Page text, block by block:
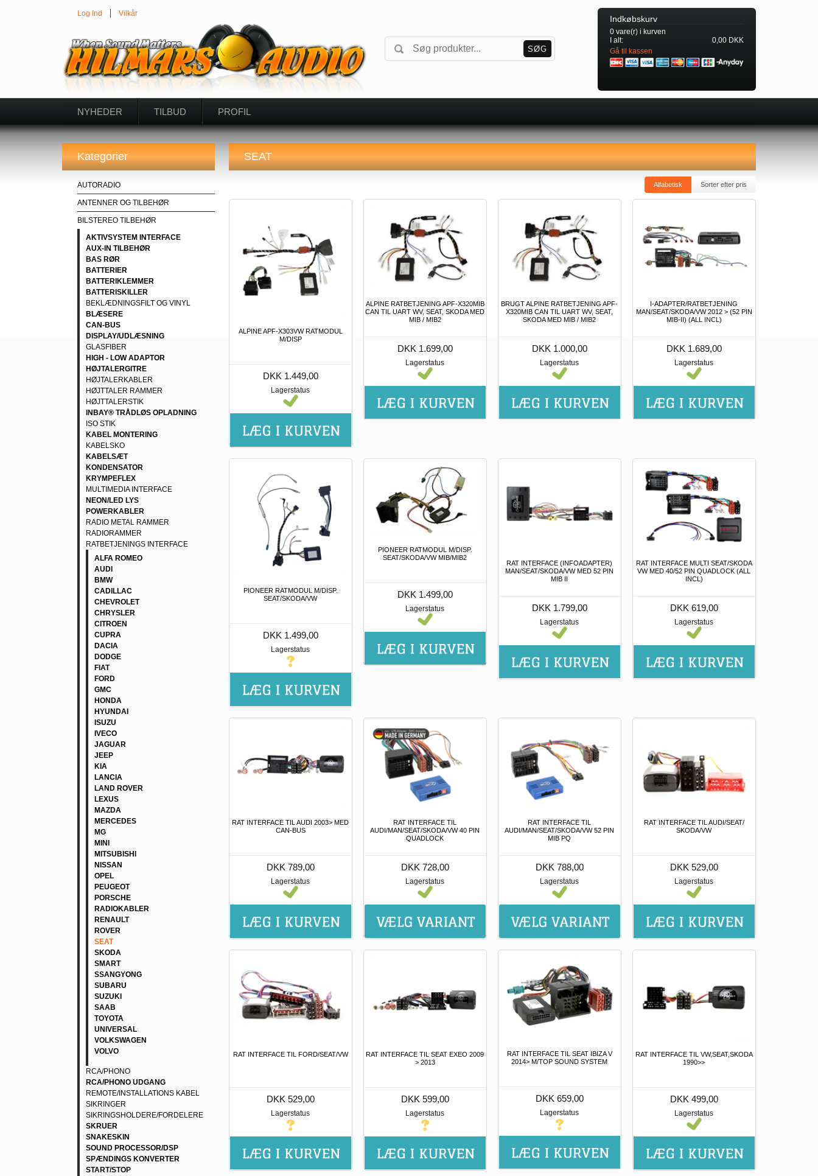
Log Ind Vilkår
Indkøbskurv
0 vare(r) i kurven
I alt:
0,00 DKK
Gå til kassen
NYHEDER TILBUD PROFIL
Kategorier
AUTORADIO
ANTENNER OG TILBEHØR
BILSTEREO TILBEHØR
AKTIVSYSTEM INTERFACE
AUX-IN TILBEHØR
BAS RØR
BATTERIER
BATTERIKLEMMER
BATTERISKILLER
BEKLÆDNINGSFILT OG VINYL
BLÆSERE
CAN-BUS
DISPLAY/UDLÆSNING
GLASFIBER
HIGH - LOW ADAPTOR
HØJTALERGITRE
HØJTALERKABLER
HØJTTALER RAMMER
HØJTTALERSTIK
INBAY® TRÅDLØS OPLADNING
ISO STIK
KABEL MONTERING
KABELSKO
KABELSÆT
KONDENSATOR
KRYMPEFLEX
MULTIMEDIA INTERFACE
NEON/LED LYS
POWERKABLER
RADIO METAL RAMMER
RADIORAMMER
RATBETJENINGS INTERFACE
ALFA ROMEO
AUDI
BMW
CADILLAC
CHEVROLET
CHRYSLER
CITROEN
CUPRA
DACIA
DODGE
FIAT
FORD
GMC
HONDA
HYUNDAI
ISUZU
IVECO
JAGUAR
JEEP
KIA
LANCIA
LAND ROVER
LEXUS
MAZDA
MERCEDES
MG
MINI
MITSUBISHI
NISSAN
OPEL
PEUGEOT
PORSCHE
RADIOKABLER
RENAULT
ROVER
SEAT
SKODA
SMART
SSANGYONG
SUBARU
SUZUKI
SAAB
TOYOTA
UNIVERSAL
VOLKSWAGEN
VOLVO
RCA/PHONO
RCA/PHONO UDGANG
REMOTE/INSTALLATIONS KABEL
SIKRINGER
SIKRINGSHOLDERE/FORDELERE
SKRUER
SNAKESKIN
SOUND PROCESSOR/DSP
SPÆNDINGS KONVERTER
START/STOP
SEAT
Alfabetisk Sorter efter pris
ALPINE APF-X303VW RATMODUL
M/DISP
DKK 1.449,00
Lagerstatus
ALPINE RATBETJENING APF-X320MIB
CAN TIL UART WV, SEAT, SKODA MED
MIB / MIB2
DKK 1.699,00
Lagerstatus
BRUGT ALPINE RATBETJENING APF-
X320MIB CAN TIL UART WV, SEAT,
SKODA MED MIB / MIB2
DKK 1.000,00
Lagerstatus
I-ADAPTER/RATBETJENING
MAN/SEAT/SKODA/VW 2012 > (52 PIN
MIB-II) (ALL INCL)
DKK 1.689,00
Lagerstatus
PIONEER RATMODUL M/DISP.
SEAT/SKODA/VW
DKK 1.499,00
Lagerstatus
PIONEER RATMODUL M/DISP.
SEAT/SKODA/VW MIB/MIB2
DKK 1.499,00
Lagerstatus
RAT INTERFACE (INFOADAPTER)
MAN/SEAT/SKODA/VW MED 52 PIN
MIB II
DKK 1.799,00
Lagerstatus
RAT INTERFACE MULTI SEAT/SKODA
VW MED 40/52 PIN QUADLOCK (ALL
INCL)
DKK 619,00
Lagerstatus
RAT INTERFACE TIL AUDI 2003> MED
CAN-BUS
DKK 789,00
Lagerstatus
RAT INTERFACE TIL
AUDI/MAN/SEAT/SKODA/VW 40 PIN
QUADLOCK
DKK 728,00
Lagerstatus
RAT INTERFACE TIL
AUDI/MAN/SEAT/SKODA/VW 52 PIN
MIB PQ
DKK 788,00
Lagerstatus
RAT INTERFACE TIL AUDI/SEAT/
SKODA/VW
DKK 529,00
Lagerstatus
RAT INTERFACE TIL FORD/SEAT/VW
DKK 529,00
Lagerstatus
RAT INTERFACE TIL SEAT EXEO 2009
> 2013
DKK 599,00
Lagerstatus
RAT INTERFACE TIL SEAT IBIZA V
2014> M/TOP SOUND SYSTEM
DKK 659,00
Lagerstatus
RAT INTERFACE TIL VW,SEAT,SKODA
1990>>
DKK 499,00
Lagerstatus